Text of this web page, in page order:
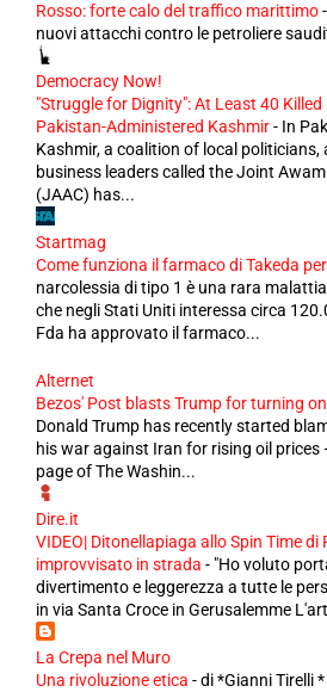
Rosso: forte calo del traffico marittimo-
nuovi attacchi contro le petroliere
Democracy Now!
"Struggle for Dignity": At Least 40
Pakistan-Administered Kashmir- In
Kashmir, a coalition of local
business leaders called the Joint
(JAAC) has...
Startmag
Come funziona il farmaco di Takeda
narcolessia di tipo 1 è una rara
che negli Stati Uniti interessa circa
Fda ha approvato il farmaco...
Alternet
Bezos' Post blasts Trump for turning on
Donald Trump has recently started
his war against Iran for rising oil prices
page of The Washin...
Dire.it
VIDEO| Ditonellapiaga allo Spin Time di
improvvisato in strada - "Ho voluto
divertimento e leggerezza a tutte le
in via Santa Croce in Gerusalemme
La Crepa nel Muro
Una rivoluzione etica -di *Gianni Tirelli